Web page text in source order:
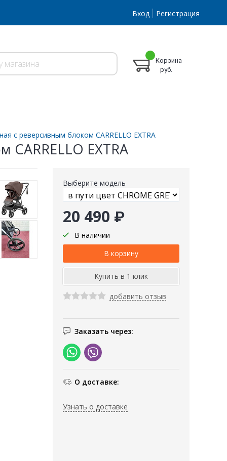
Вход Регистрация
Корзина
руб.
с реверсивным блоком CARRELLO EXTRA
EXTRA
Выберите модель
20 490 ₽
В наличии
добавить отзыв
Заказать через:
О доставке:
Узнать о доставке